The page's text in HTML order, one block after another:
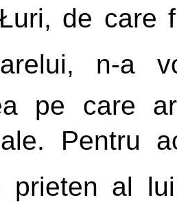
de care
n-a
pe care
Pentru
prieten al